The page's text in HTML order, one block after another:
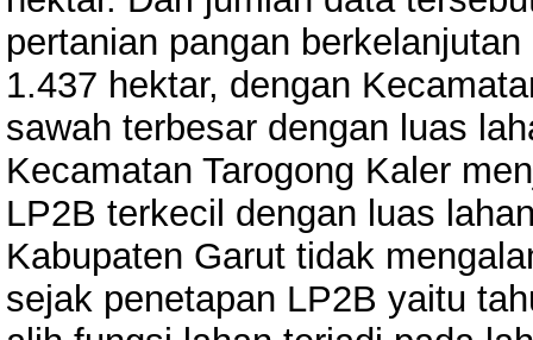
pertanian pangan
1.437 hektar, dengan
sawah terbesar dengan luas
Kecamatan Tarogong Kaler
LP2B terkecil dengan luas
Kabupaten Garut tidak
sejak penetapan LP2B yaitu